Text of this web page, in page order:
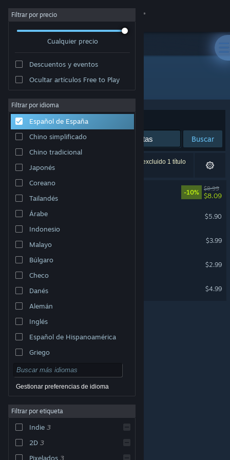
Iniciar sesión
Acerca de
Soporte
Cambiar idioma
Descargar Steam Mobile
Ver versión clásica
© Valve Corporation. Todos los derechos reservados.
respectivos dueños en EE. UU. y otros países.
Acuerdo de Suscriptor a Steam
Cookies
Filtrar por precio
Cualquier precio
Descuentos y eventos
Ocultar artículos Free to Play
Filtrar por idioma
Español de España
Chino simplificado
Chino tradicional
Japonés
Coreano
Tailandés
Árabe
Indonesio
Malayo
Búlgaro
Checo
Danés
Alemán
Inglés
Español de Hispanoamérica
Griego
Gestionar preferencias de idioma
Filtrar por etiqueta
Indie 3
2D 3
Pixelados 3
Desarrollador: Rubel Games
Ordenar por Relevancia
Buscar
5 resultados coinciden con la búsqueda. Se ha excluido 1 título
basándose en tus preferencias.
-10%
$8.99
$8.09
$5.90
$3.99
$2.99
$4.99